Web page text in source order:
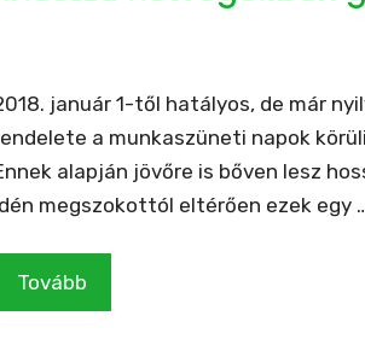
január 1-től hatályos, de már
a munkaszüneti napok
alapján jövőre is bőven lesz
megszokottól eltérően ezek egy
Tovább